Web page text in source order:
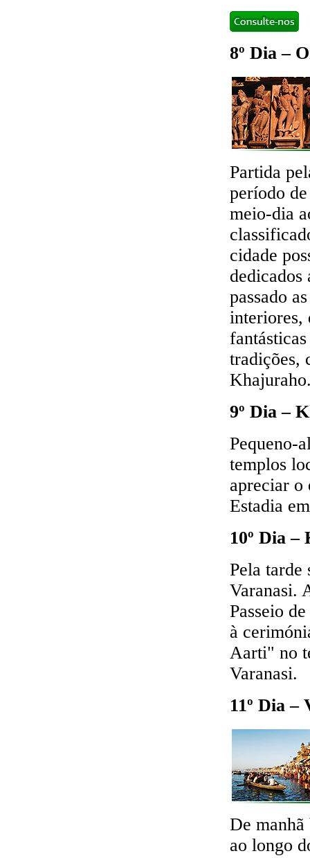
8º Dia –
Partida
período
meio-dia
cidade
passado
interiores,
tradições,
9º Dia –
Pequeno-
templos
apreciar o
Estadia
10º Dia –
Pela tarde
Varanasi.
Passeio
à
Aarti" no
Varanasi.
11º Dia –
De manhã
ao longo